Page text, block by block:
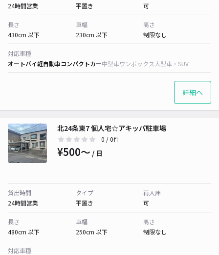
24時間営業
平置き
可
長さ
430cm 以下
車幅
230cm 以下
高さ
制限なし
対応車種
オートバイ軽自動車コンパクトカー中型車ワンボックス大型車・SUV
詳細へ
北24条東7 個人宅☆アキッパ駐車場
0 / 0件
¥500〜 / 日
貸出時間
24時間営業
タイプ
平置き
再入庫
可
長さ
480cm 以下
車幅
250cm 以下
高さ
制限なし
対応車種